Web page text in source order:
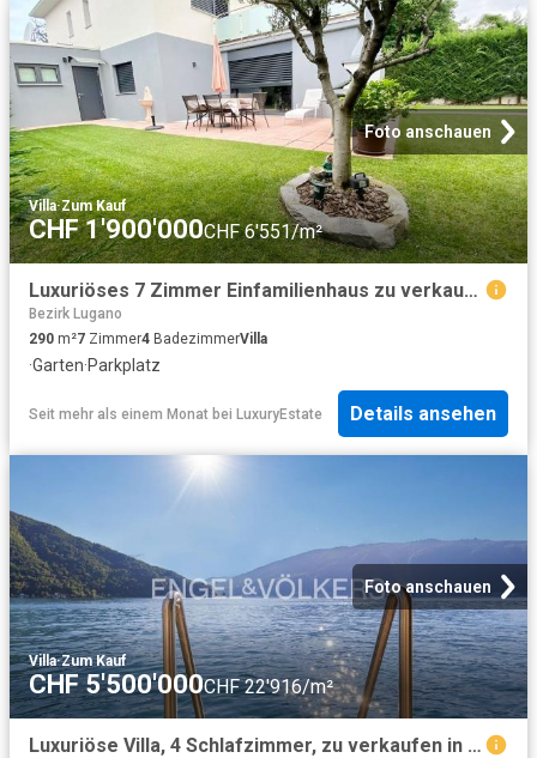
Foto anschauen
Villa·Zum Kauf
CHF 1'900'000CHF 6'551/m²
Luxuriöses 7 Zimmer Einfamilienhaus zu verkaufen in Cadempino, Kanton Tessin
Bezirk Lugano
290 m²7 Zimmer4 BadezimmerVilla
·Garten·Parkplatz
Seit mehr als einem Monat bei LuxuryEstate Details ansehen
Foto anschauen
Villa·Zum Kauf
CHF 5'500'000CHF 22'916/m²
Luxuriöse Villa, 4 Schlafzimmer, zu verkaufen in Bissone, Schweiz